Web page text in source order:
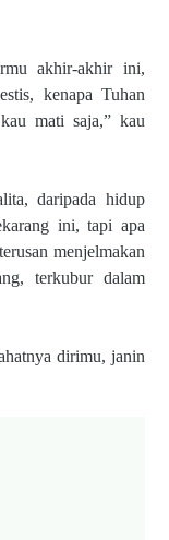
akhir-akhir ini,
kenapa Tuhan
mati saja,” kau
daripada hidup
ini, tapi apa
menjelmakan
terkubur dalam
dirimu, janin